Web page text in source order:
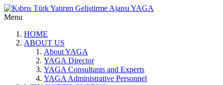
Menu
HOME
ABOUT US
About YAGA
YAGA Director
YAGA Consultants and Experts
YAGA Administrative Personnel